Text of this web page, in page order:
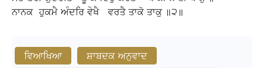
ਨਾਨਕ ਹੁਕਮੈ ਅੰਦਰਿ ਵੇਖੈ ਵਰਤੈ ਤਾਕੋ ਤਾਕੁ ॥੨॥
ਵਿਆਖਿਆ
ਸ਼ਾਬਦਕ ਅਨੁਵਾਦ